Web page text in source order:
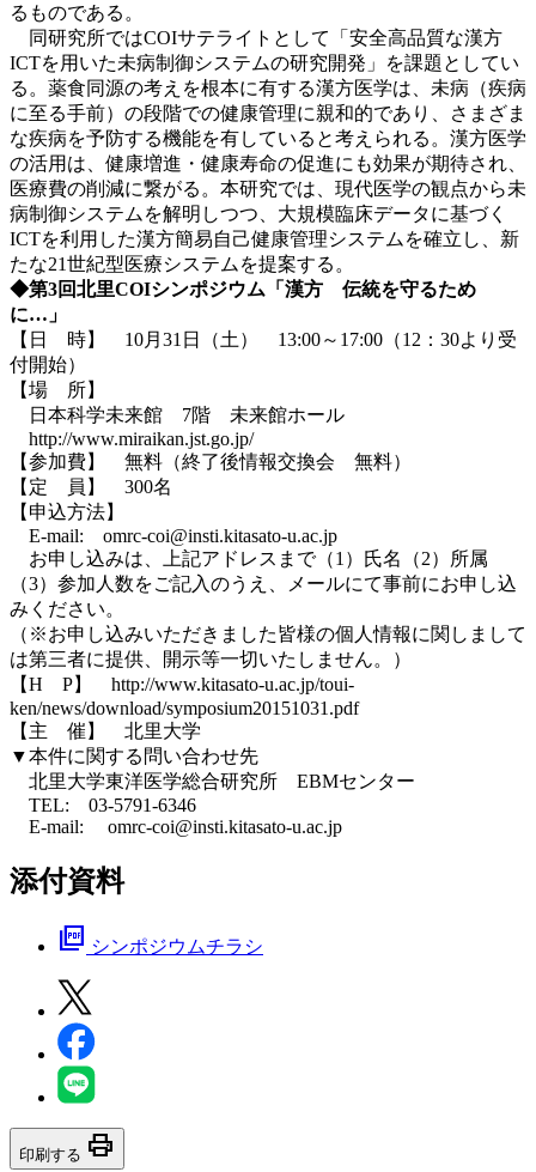
るものである。
同研究所ではCOIサテライトとして「安全高品質な漢方
ICTを用いた未病制御システムの研究開発」を課題としてい
る。薬食同源の考えを根本に有する漢方医学は、未病（疾病
に至る手前）の段階での健康管理に親和的であり、さまざま
な疾病を予防する機能を有していると考えられる。漢方医学
の活用は、健康増進・健康寿命の促進にも効果が期待され、
医療費の削減に繋がる。本研究では、現代医学の観点から未
病制御システムを解明しつつ、大規模臨床データに基づく
ICTを利用した漢方簡易自己健康管理システムを確立し、新
たな21世紀型医療システムを提案する。
◆第3回北里COIシンポジウム「漢方 伝統を守るため
に…」
【日 時】 10月31日（土） 13:00～17:00（12：30より受
付開始）
【場 所】
日本科学未来館 7階 未来館ホール
http://www.miraikan.jst.go.jp/
【参加費】 無料（終了後情報交換会 無料）
【定 員】 300名
【申込方法】
E-mail: omrc-coi@insti.kitasato-u.ac.jp
お申し込みは、上記アドレスまで（1）氏名（2）所属
（3）参加人数をご記入のうえ、メールにて事前にお申し込
みください。
（※お申し込みいただきました皆様の個人情報に関しまして
は第三者に提供、開示等一切いたしません。）
【H P】 http://www.kitasato-u.ac.jp/toui-
ken/news/download/symposium20151031.pdf
【主 催】 北里大学
▼本件に関する問い合わせ先
北里大学東洋医学総合研究所 EBMセンター
TEL: 03-5791-6346
E-mail: omrc-coi@insti.kitasato-u.ac.jp
添付資料
picture_as_pdf シンポジウムチラシ
印刷する print